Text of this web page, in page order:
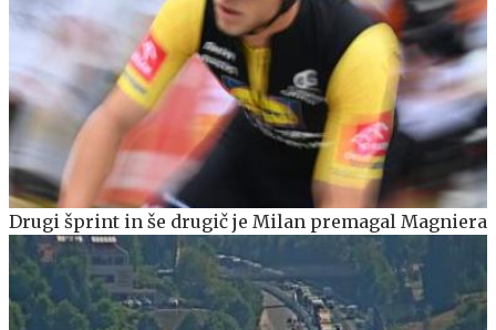
Drugi šprint in še drugič je Milan premagal Magniera